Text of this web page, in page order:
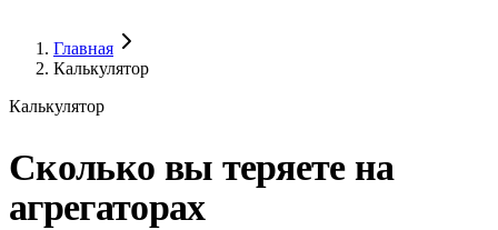
Главная
Калькулятор
Калькулятор
Сколько вы теряете на
агрегаторах